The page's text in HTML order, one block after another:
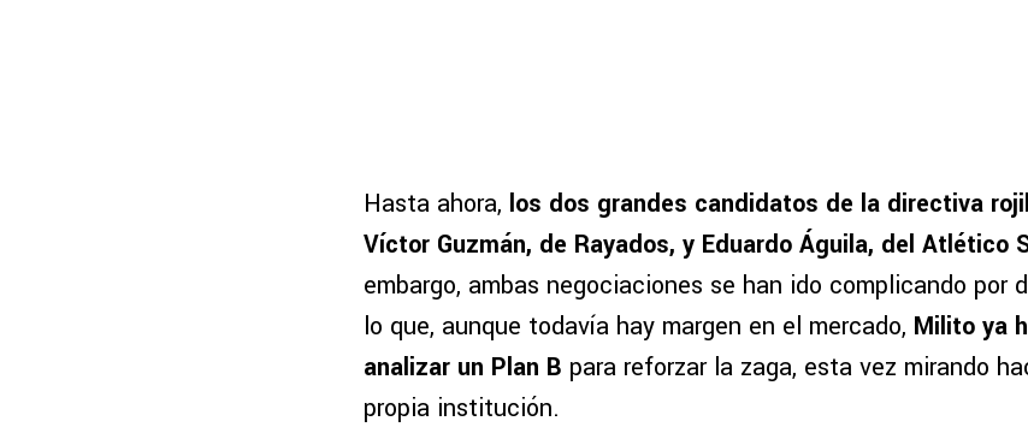
Hasta ahora, los dos grandes candidatos de la directiva
Víctor Guzmán, de Rayados, y Eduardo Águila, del Atlético
embargo, ambas negociaciones se han ido complicando por
lo que, aunque todavía hay margen en el mercado, Milito ya
analizar un Plan B para reforzar la zaga, esta vez mirando
propia institución.